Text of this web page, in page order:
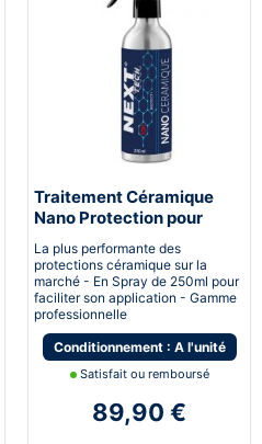
Traitement Céramique
Nano Protection pour
La plus performante des
protections céramique sur la
marché - En Spray de 250ml pour
faciliter son application - Gamme
professionnelle
Conditionnement : A l'unité
Satisfait ou remboursé
89,90 €